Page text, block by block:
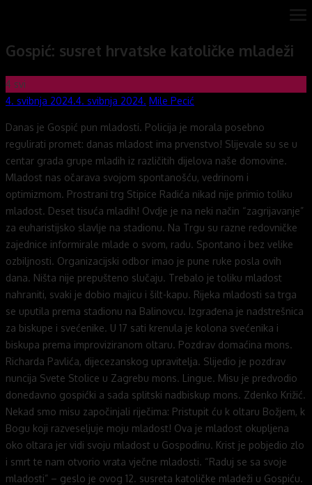
content
Gospić: susret hrvatske katoličke mladeži
4 svi
Posted
4. svibnja 2024.4. svibnja 2024. Author
Mile Pecić
Danas je Gospić pun mladosti. Policija je morala posebno
regulirati promet: danas mladost ima prvenstvo! Slijevale su se u
centar grada grupe mladih iz različitih dijelova naše domovine.
Mladost nas očarava svojom spontanošću, vedrinom i
optimizmom. Prostrani trg Stipice Radića nikad nije primio toliku
mladost. Deset tisuća mladih! Ovdje je na neki način “zagrijavanje”
za euharistijsko slavlje na stadionu. Na Trgu su razne redovničke
zajednice informirale mlade o svom, radu. Spontano i bez velike
ozbiljnosti. Organizacijski odbor imao je pune ruke posla ovih
dana. Ništa nije prepušteno slučaju. Trebalo je toliku mladost
nahraniti, svaki je dobio majicu i šilt-kapu. Rijeka mladosti sa trga
se uputila prema stadionu na Balinovcu. Izgrađena je nadstrešnica
za biskupe i svećenike. U 17 sati krenula je kolona svećenika i
biskupa prema improviziranom oltaru. Pozdrav domaćina mons.
Richarda Pavlića, dijecezanskog upravitelja. Slijedio je pozdrav
nuncija Svete Stolice u Zagrebu mons. Lingue. Misu je predvodio
donedavno gospićki a sada splitski nadbiskup mons. Zdenko Križić.
Nekad smo misu započinjali riječima: Pristupit ću k oltaru Božjem, k
Bogu koji razveseljuje moju mladost! Ova je mladost okupljena
oko oltara jer vidi svoju mladost u Gospodinu. Krist je pobjedio zlo
i smrt te nam otvorio vrata vječne mladosti. “Raduj se sa svoje
mladosti” – geslo je ovog 12. susreta katoličke mladeži u Gospiću.